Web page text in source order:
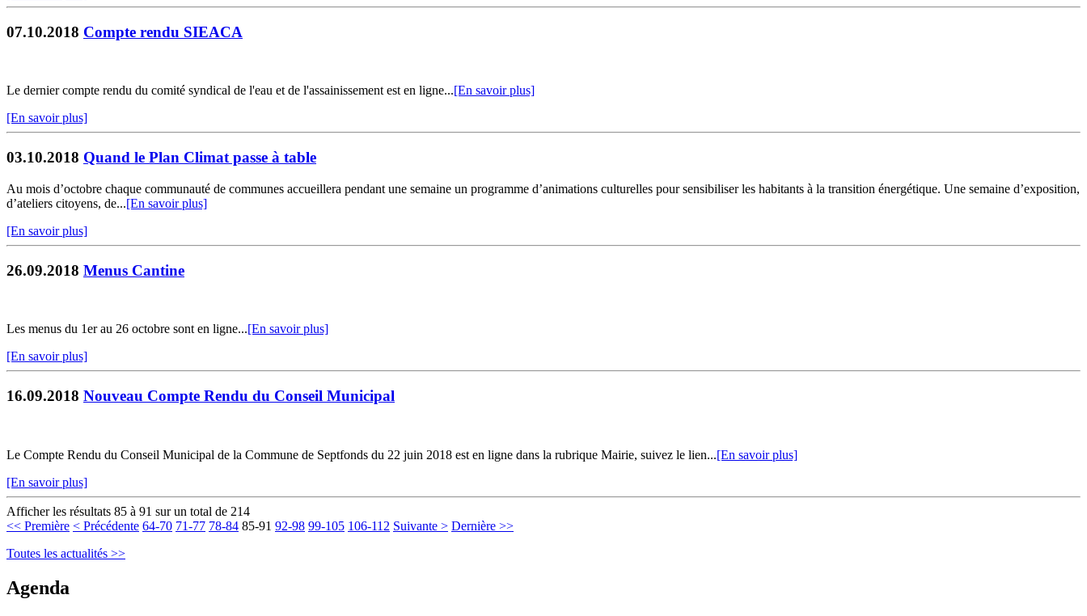
07.10.2018 Compte rendu SIEACA
Le dernier compte rendu du comité syndical de l'eau et de l'assainissement est en ligne...[En savoir plus]
[En savoir plus]
03.10.2018 Quand le Plan Climat passe à table
Au mois d’octobre chaque communauté de communes accueillera pendant une semaine un programme d’animations culturelles pour sensibiliser les habitants à la transition énergétique. Une semaine d’exposition,
d’ateliers citoyens, de...[En savoir plus]
[En savoir plus]
26.09.2018 Menus Cantine
Les menus du 1er au 26 octobre sont en ligne...[En savoir plus]
[En savoir plus]
16.09.2018 Nouveau Compte Rendu du Conseil Municipal
Le Compte Rendu du Conseil Municipal de la Commune de Septfonds du 22 juin 2018 est en ligne dans la rubrique Mairie, suivez le lien...[En savoir plus]
[En savoir plus]
Afficher les résultats 85 à 91 sur un total de 214
<< Première < Précédente 64-70 71-77 78-84 85-91 92-98 99-105 106-112 Suivante > Dernière >>
Toutes les actualités >>
Agenda